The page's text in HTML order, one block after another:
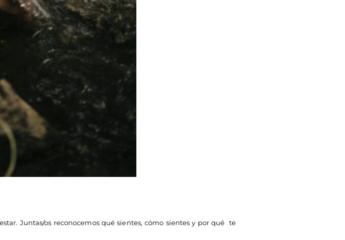
Juntas/os reconocemos qué sientes, cómo sientes y por qué te